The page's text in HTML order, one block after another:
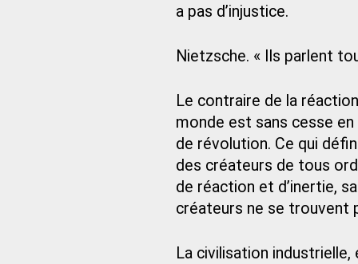
a pas d’injustice.
Nietzsche. « Ils parlent
Le contraire de la
monde est sans cesse
de révolution. Ce qui
des créateurs de tous
de réaction et d’inertie,
créateurs ne se trouvent
La civilisation